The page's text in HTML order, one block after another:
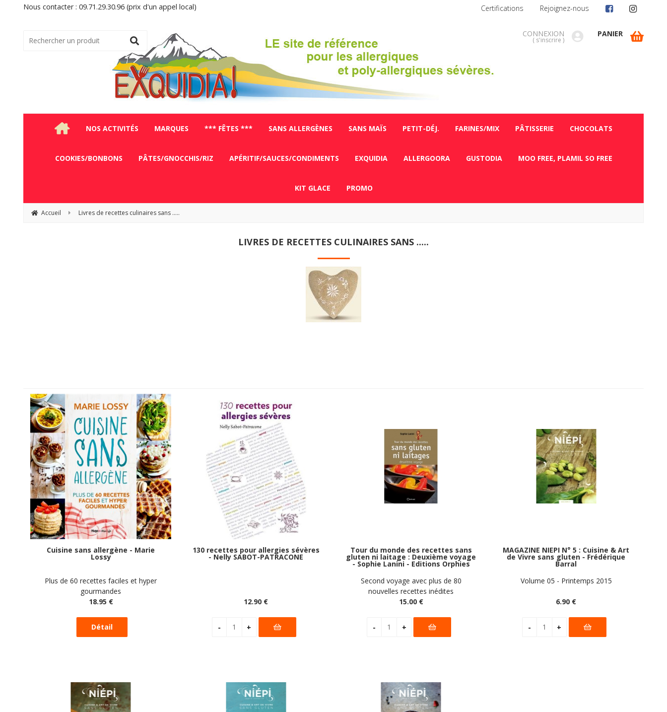
Nous contacter : 09.71.29.30.96 (prix d'un appel local)
CONNEXION
( s'inscrire )
PANIER
NOS ACTIVITÉS MARQUES *** FÊTES *** SANS ALLERGÈNES SANS MAÏS PETIT-DÉJ. FARINES/MIX PÂTISSERIE CHOCOLATS
COOKIES/BONBONS PÂTES/GNOCCHIS/RIZ APÉRITIF/SAUCES/CONDIMENTS EXQUIDIA ALLERGOORA GUSTODIA MOO FREE, PLAMIL SO FREE
KIT GLACE PROMO
Accueil Livres de recettes culinaires sans .....
LIVRES DE RECETTES CULINAIRES SANS .....
Cuisine sans allergène - Marie
Lossy
Plus de 60 recettes faciles et hyper
gourmandes
18.95 €
130 recettes pour allergies sévères
- Nelly SABOT-PATRACONE
12.90 €
Tour du monde des recettes sans
gluten ni laitage : Deuxième voyage
- Sophie Lanini - Editions Orphies
Second voyage avec plus de 80
nouvelles recettes inédites
15.00 €
MAGAZINE NIEPI N° 5 : Cuisine & Art
de Vivre sans gluten - Frédérique
Barral
Volume 05 - Printemps 2015
6.90 €
Certifications Rejoignez-nous